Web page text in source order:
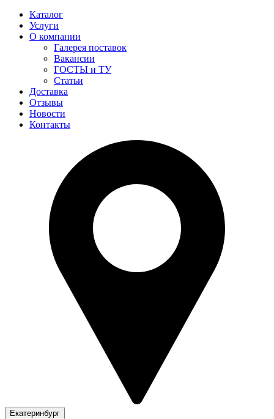
Каталог
Услуги
О компании
Галерея поставок
Вакансии
ГОСТЫ и ТУ
Статьи
Доставка
Отзывы
Новости
Контакты
Екатеринбург